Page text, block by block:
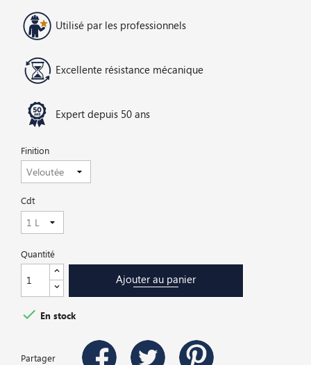
Utilisé par les professionnels
Excellente résistance mécanique
Expert depuis 50 ans
Finition
Cdt
Quantité
Ajouter au panier
 En stock
Partager